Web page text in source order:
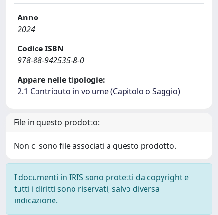
Anno
2024
Codice ISBN
978-88-942535-8-0
Appare nelle tipologie:
2.1 Contributo in volume (Capitolo o Saggio)
File in questo prodotto:
Non ci sono file associati a questo prodotto.
I documenti in IRIS sono protetti da copyright e
tutti i diritti sono riservati, salvo diversa
indicazione.